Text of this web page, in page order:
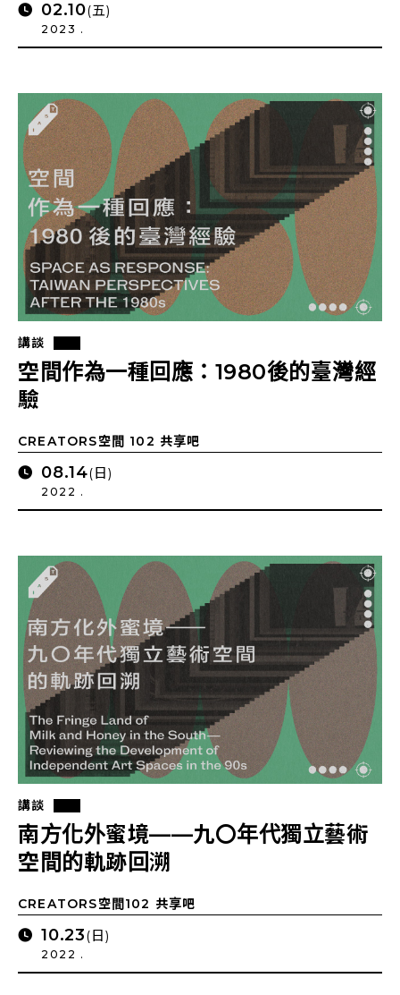
02.10(五)
2023 .
講談
空間作為一種回應：1980後的臺灣經
驗
CREATORS空間 102 共享吧
08.14(日)
2022 .
講談
南方化外蜜境——九〇年代獨立藝術
空間的軌跡回溯
CREATORS空間102 共享吧
10.23(日)
2022 .